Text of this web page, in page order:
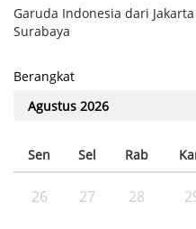
Garuda Indonesia dari
Surabaya
Berangkat
Sen Sel Rab
26 27 28